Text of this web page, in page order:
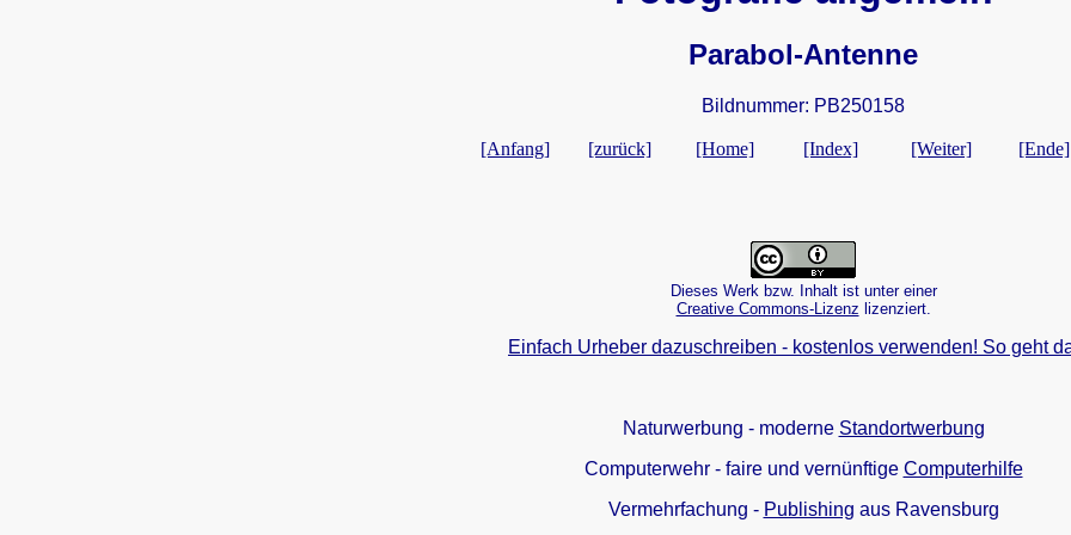
Parabol-Antenne
Bildnummer: PB250158
[Anfang] [zurück] [Home] [Index] [Weiter] [Ende]
Dieses Werk bzw. Inhalt ist unter einer
Creative Commons-Lizenz lizenziert.
Einfach Urheber dazuschreiben - kostenlos verwenden! So geht
Naturwerbung - moderne Standortwerbung
Computerwehr - faire und vernünftige Computerhilfe
Vermehrfachung - Publishing aus Ravensburg